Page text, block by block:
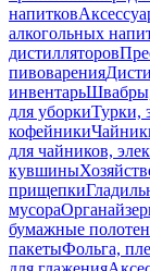
напитков
алкогольных
дистилляторов
пивоварения
инвентарь
для уборкиТурки,
кофейники
для чайников,
кувшины
прищепки
мусора
бумажные
пакетыФольга,